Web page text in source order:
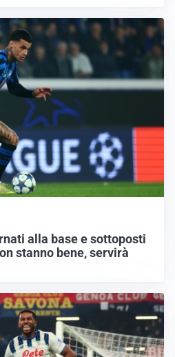
alla base e sottoposti
stanno bene, servirà